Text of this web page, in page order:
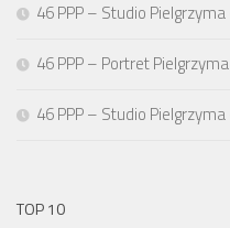
46 PPP – Studio
46 PPP – Portret
46 PPP – Studio
TOP 10